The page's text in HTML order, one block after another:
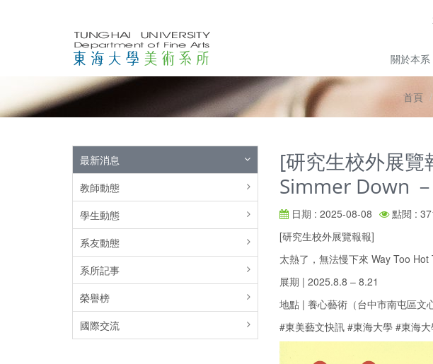
關於本系
首頁
最新消息
教師動態
學生動態
系友動態
系所記事
榮譽榜
國際交流
[研究生校外展
Simmer Down
日期 : 2025-08-08 點閱 :
[研究生校外展覽報報]
太熱了，無法慢下來 Way Too
展期 | 2025.8.8 – 8.21
地點 | 養心藝術（台中市南屯區文
#東美藝文快訊 #東海大學 #東海